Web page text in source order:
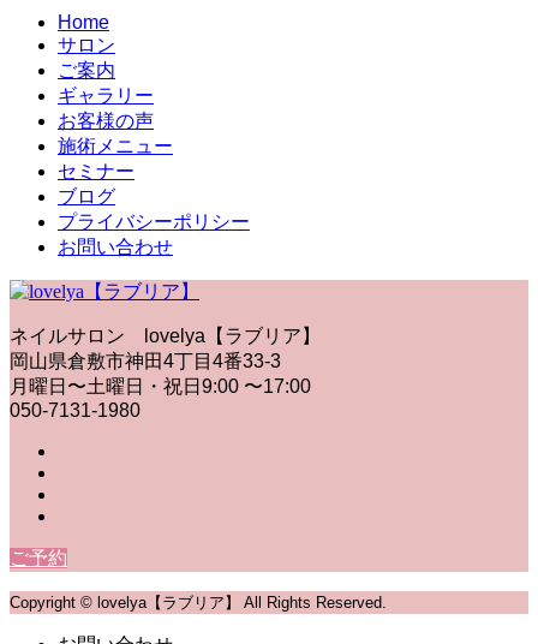
Home
サロン
ご案内
ギャラリー
お客様の声
施術メニュー
セミナー
ブログ
プライバシーポリシー
お問い合わせ
ネイルサロン lovelya【ラブリア】
岡山県倉敷市神田4丁目4番33-3
月曜日〜土曜日・祝日9:00 〜17:00
050-7131-1980
ご予約
Copyright © lovelya【ラブリア】 All Rights Reserved.